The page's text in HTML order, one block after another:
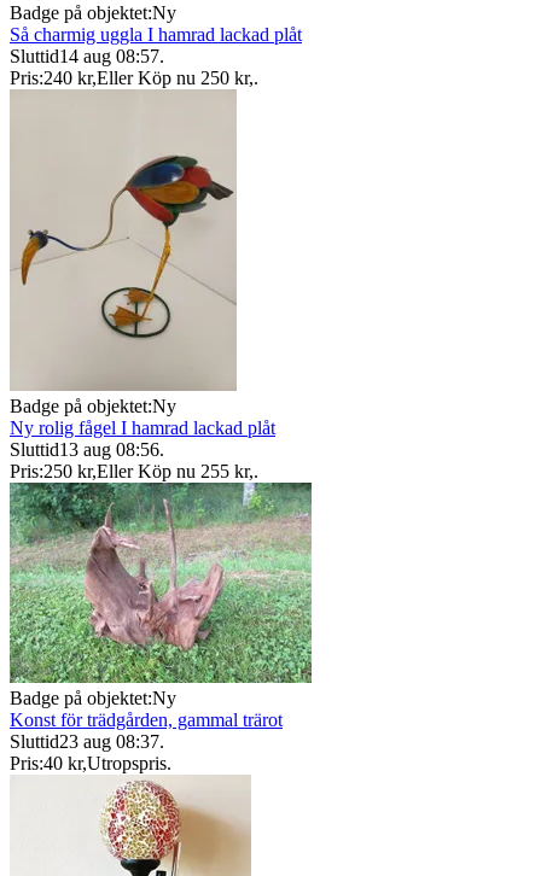
Badge på objektet:Ny
Så charmig uggla I hamrad lackad plåt
Sluttid14 aug 08:57.
Pris:240 kr,Eller Köp nu 250 kr,.
Badge på objektet:Ny
Ny rolig fågel I hamrad lackad plåt
Sluttid13 aug 08:56.
Pris:250 kr,Eller Köp nu 255 kr,.
Badge på objektet:Ny
Konst för trädgården, gammal trärot
Sluttid23 aug 08:37.
Pris:40 kr,Utropspris.